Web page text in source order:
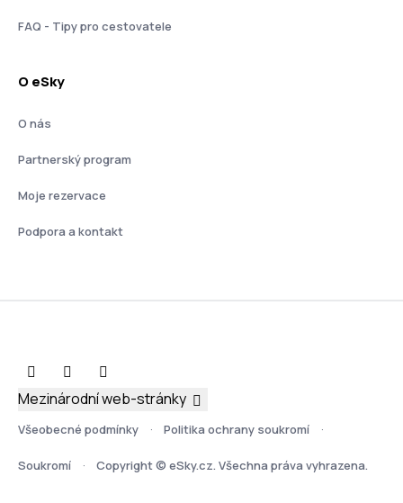
FAQ - Tipy pro cestovatele
O eSky
O nás
Partnerský program
Moje rezervace
Podpora a kontakt
Všeobecné podmínky Politika ochrany soukromí
Soukromí Copyright © eSky.cz. Všechna práva vyhrazena.
Mezinárodní web-stránky